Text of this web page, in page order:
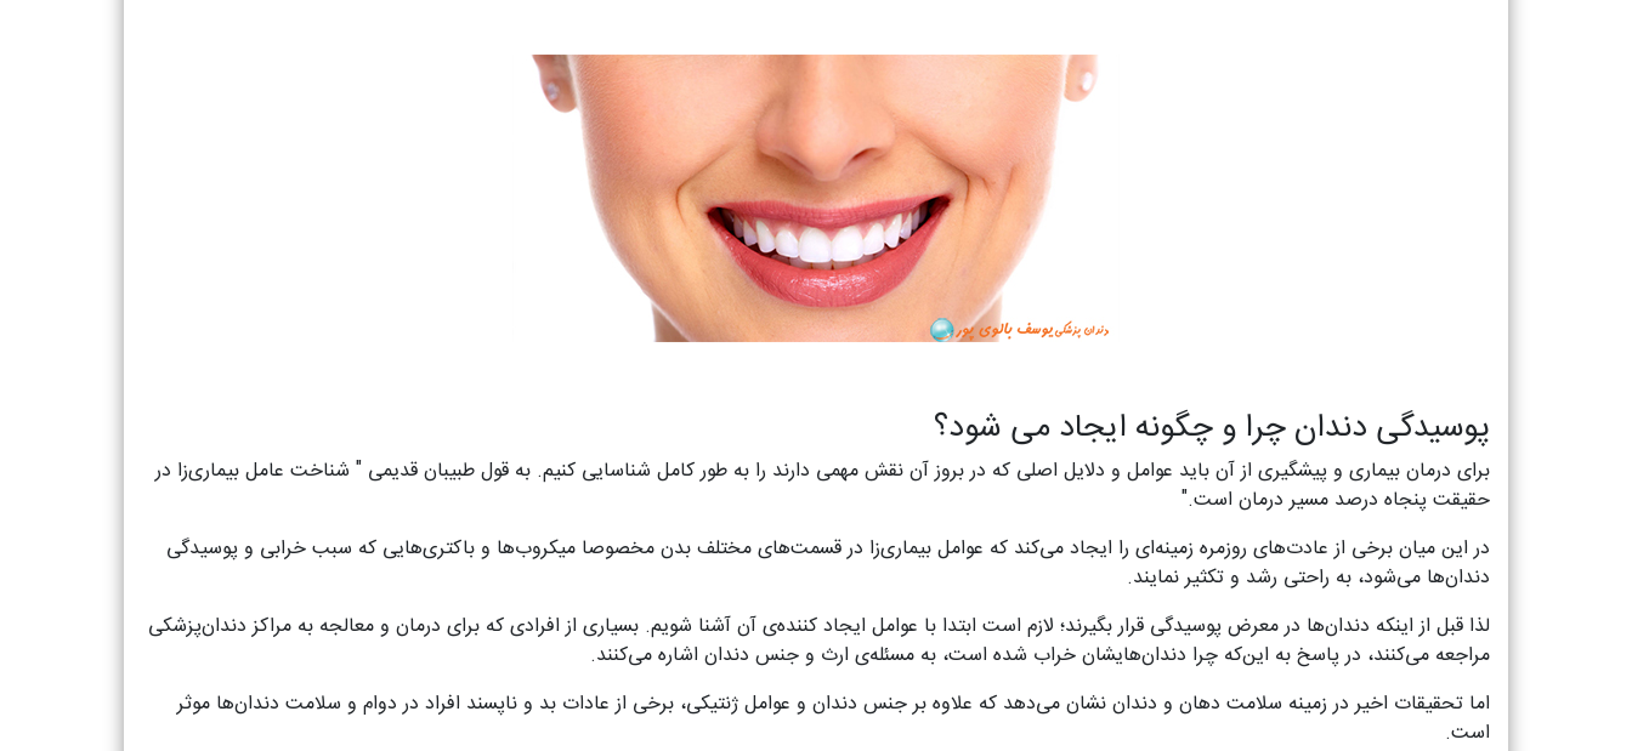
پوسیدگی دندان چرا و چگونه ایجاد می‌ شود؟
برای درمان بیماری و پیشگیری از آن باید عوامل و دلایل اصلی که در بروز آن نقش مهمی دارند را به طور کامل شناسایی کنیم. به قول طبیبان قدیمی " شناخت عامل بیماری‌زا در
حقیقت پنجاه درصد مسیر درمان است."
در این میان برخی از عادت‌های روزمره زمینه‌ای را ایجاد می‌کند که عوامل بیماری‌زا در قسمت‌های مختلف بدن مخصوصا میکروب‌ها و باکتری‌هایی که سبب خرابی و پوسیدگی
دندان‌ها می‌شود، به راحتی رشد و تکثیر نمایند.
لذا قبل از اینکه دندان‌ها در معرض پوسیدگی قرار بگیرند؛ لازم است ابتدا با عوامل ایجاد کننده‌ی آن آشنا شویم. بسیاری از افرادی که برای درمان و معالجه به مراکز دندان‌پزشکی
مراجعه می‌کنند، در پاسخ به این‌که چرا دندان‌هایشان خراب شده است، به مسئله‌ی ارث و جنس دندان اشاره می‌کنند.
اما تحقیقات اخیر در زمینه سلامت دهان و دندان نشان می‌دهد که علاوه بر جنس دندان و عوامل ژنتیکی، برخی از عادات بد و ناپسند افراد در دوام و سلامت دندان‌ها موثر
است.